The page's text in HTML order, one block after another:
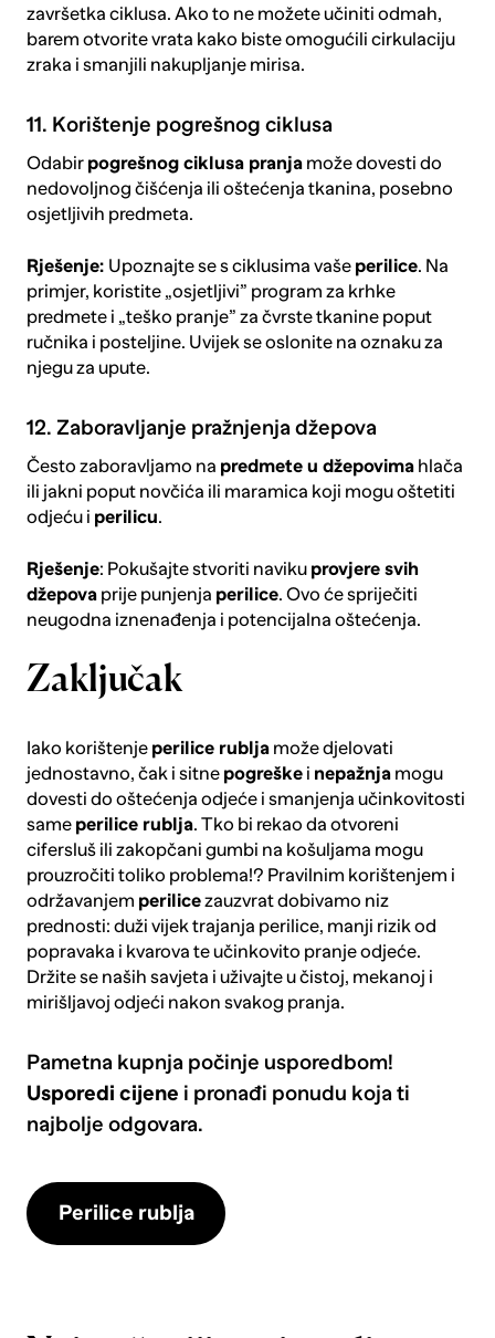
završetka ciklusa. Ako to ne možete učiniti odmah,
barem otvorite vrata kako biste omogućili cirkulaciju
zraka i smanjili nakupljanje mirisa.
11. Korištenje pogrešnog ciklusa
Odabir pogrešnog ciklusa pranjamože dovesti do
nedovoljnog čišćenja ili oštećenja tkanina, posebno
osjetljivih predmeta.
Rješenje: Upoznajte se s ciklusima vaše perilice. Na
primjer, koristite „osjetljivi” program za krhke
predmete i „teško pranje” za čvrste tkanine poput
ručnika i posteljine. Uvijek se oslonite na oznaku za
njegu za upute.
12. Zaboravljanje pražnjenja džepova
Često zaboravljamo na predmete u džepovimahlača
ili jakni poput novčića ili maramica koji mogu oštetiti
odjeću i perilicu.
Rješenje: Pokušajte stvoriti naviku provjere svih
džepovaprije punjenja perilice. Ovo će spriječiti
neugodna iznenađenja i potencijalna oštećenja.
Zaključak
Iako korištenje perilice rubljamože djelovati
jednostavno, čak i sitne pogreškei nepažnjamogu
dovesti do oštećenja odjeće i smanjenja učinkovitosti
same perilice rublja. Tko bi rekao da otvoreni
cifersluš ili zakopčani gumbi na košuljama mogu
prouzročiti toliko problema!? Pravilnim korištenjem i
održavanjem perilicezauzvrat dobivamo niz
prednosti: duži vijek trajanja perilice, manji rizik od
popravaka i kvarova te učinkovito pranje odjeće.
Držite se naših savjeta i uživajte u čistoj, mekanoj i
mirišljavoj odjeći nakon svakog pranja.
Pametna kupnja počinje usporedbom!
Usporedi cijene i pronađi ponudu koja ti
najbolje odgovara.
Perilice rublja